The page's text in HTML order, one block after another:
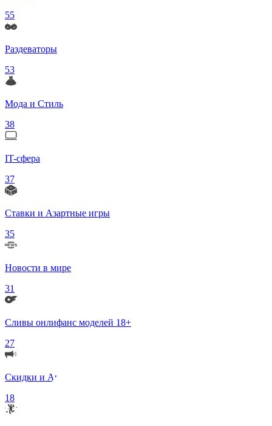
55
Раздеваторы
53
Мода и Стиль
38
IT-сфера
37
Ставки и Азартные игры
35
Новости в мире
31
Сливы онлифанс моделей 18+
27
Скидки и Акции
18